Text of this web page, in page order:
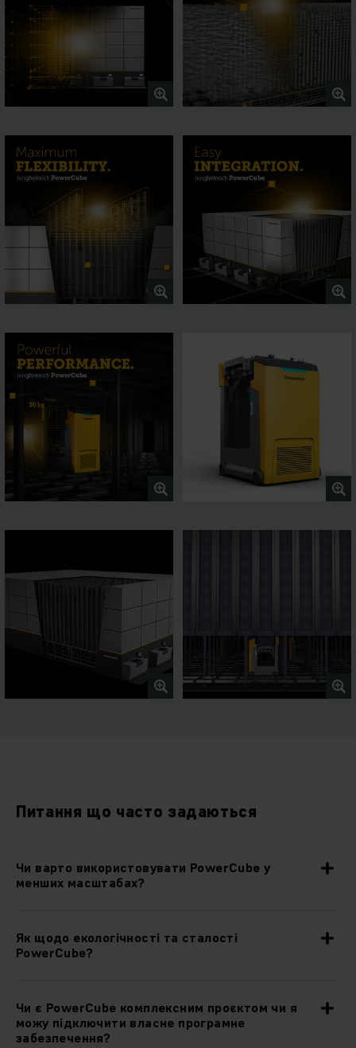
Питання що часто задаються
Чи варто використовувати PowerCube у
менших масштабах?
Як щодо екологічності та сталості
PowerCube?
Чи є PowerCube комплексним проєктом чи я
можу підключити власне програмне
забезпечення?